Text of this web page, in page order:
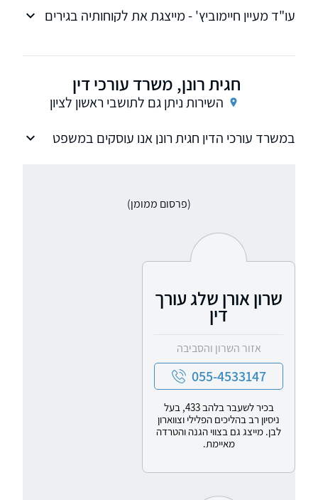
עו"ד מעיין חיימוביץ' - מייצגת את לקוחותיה בגירים
חגית רונן, משרד עורכי דין
השירות ניתן גם לתושבי ראשון לציון
במשרד עורכי הדין חגית רונן אנו עוסקים במשפט
בכל היבטי ההליך הפלילי. בנוסף משרדנו מספק
בין כותלי משרדנו
(פרסום ממומן)
שרון אורן שלג עורך
דין
אזור השרון והסביבה
055-4533147
בכיר לשעבר בלהב 433, בעל
ניסיון רב בהליכים הפלילי וצווארון
לבן. מייצג גם בצווי הגנה והטרדה
מאיימת.